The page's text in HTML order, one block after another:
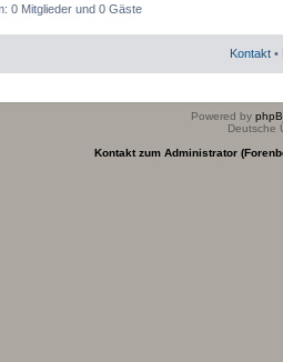
0 Mitglieder und 0 Gäste
Kontakt •
Powered by
Deutsche
Kontakt zum Administrator